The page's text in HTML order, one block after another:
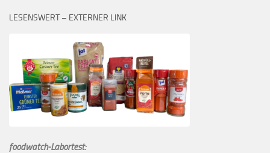
LESENSWERT – EXTERNER LINK
foodwatch-Labortest: